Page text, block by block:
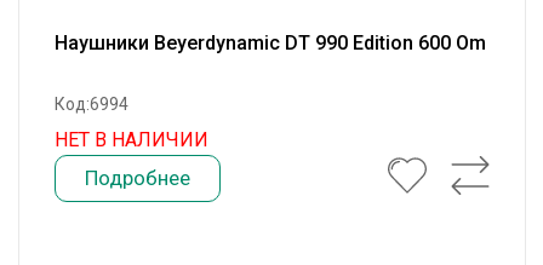
Наушники Beyerdynamic DT 990 Edition 600 Om
Код:6994
НЕТ В НАЛИЧИИ
Подробнее